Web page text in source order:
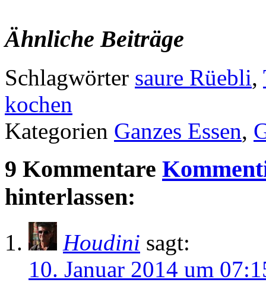
Ähnliche Beiträge
Schlagwörter saure Rüebli,
kochen
Kategorien Ganzes Essen,
9 Kommentare
hinterlassen:
Houdini sagt:
10. Januar 2014 um